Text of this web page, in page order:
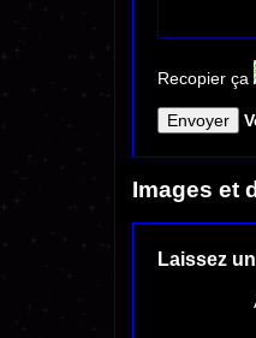
Recopier ça
Images et
Laissez